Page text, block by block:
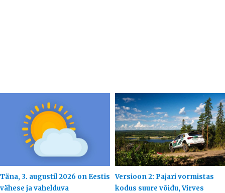
Täna, 3. augustil 2026 on Eestis
vähese ja vahelduva
Versioon 2: Pajari vormistas
kodus suure võidu, Virves